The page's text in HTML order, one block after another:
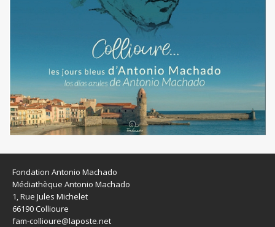
Fondation Antonio Machado
Médiathèque Antonio Machado
1, Rue Jules Michelet
66190 Collioure
fam-collioure@laposte.net